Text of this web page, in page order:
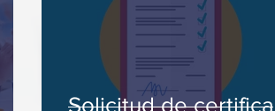
Solicitud de